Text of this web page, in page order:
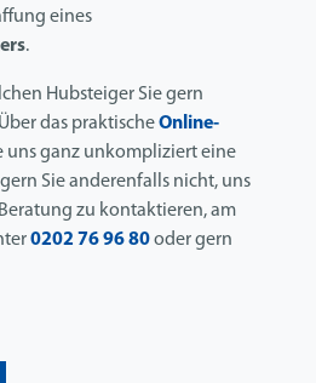
eines
.
Hubsteiger Sie gern
das praktischeOnline-
uns ganz unkompliziert eine
Sie anderenfalls nicht, uns
zu kontaktieren, am
0202 76 96 80oder gern